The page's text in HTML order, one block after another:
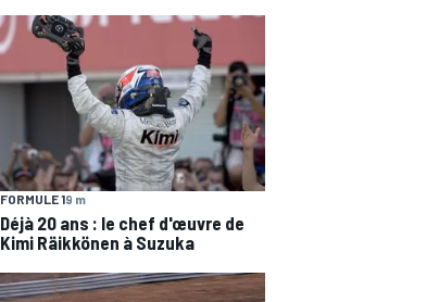
FORMULE 19 m
Déjà 20 ans : le chef d'œuvre de
Kimi Räikkönen à Suzuka